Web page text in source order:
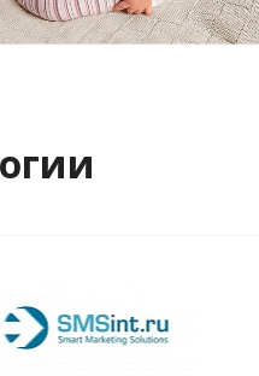
Смотреть проект